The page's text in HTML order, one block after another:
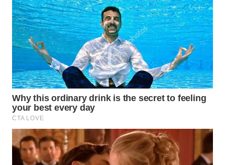
MANDALIKA
WN
LIKUPANG
WN
LABUANBAJO
WN
BORNEO
Wahana
Media
Group